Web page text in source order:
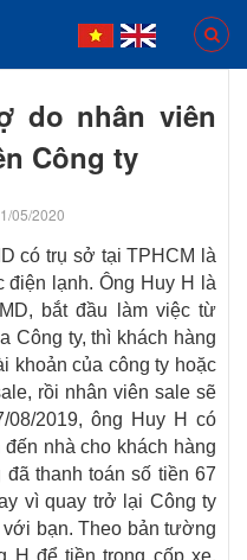
do nhân viên
Công ty
05/2020
có trụ sở tại TPHCM là
điện lạnh. Ông Huy H là
bắt đầu làm việc từ
Công ty, thì khách hàng
khoản của công ty hoặc
rồi nhân viên sale sẽ
08/2019, ông Huy H có
nhà cho khách hàng
thanh toán số tiền 67
vì quay trở lại Công ty
bạn. Theo bản tường
H để tiền trong cốp xe,